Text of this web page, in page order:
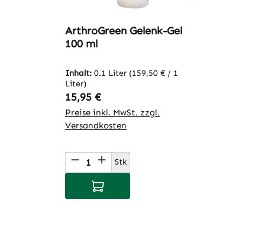
ArthroGreen Gelenk-Gel
100 ml
Inhalt: 0.1 Liter (159,50 € / 1
Liter)
Regulärer Preis:
15,95 €
Preise inkl. MwSt. zzgl.
Versandkosten
Produkt Anzahl: Gib den
Stk
In den Warenkorb